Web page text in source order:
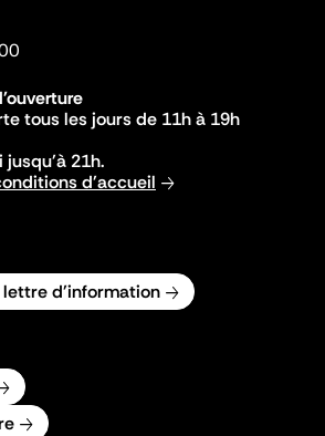
tous les jours de 11h à 19h
jusqu'à 21h.
d'accueil
d'information